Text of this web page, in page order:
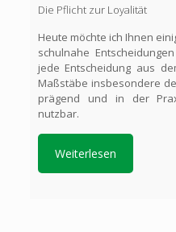
Die Pflicht zur Loyalität
Heute möchte ich Ihnen
schulnahe
jede Entscheidung aus
Maßstäbe insbesondere
prägend und in der
nutzbar.
Weiterlesen